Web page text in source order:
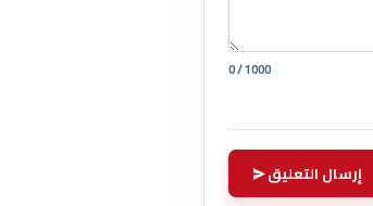
0 / 1000
إرسال التعليق